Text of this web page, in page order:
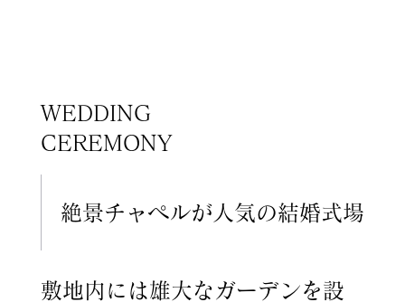
WEDDING
CEREMONY
絶景チャペルが人気の結婚式場
敷地内には雄大なガーデンを設